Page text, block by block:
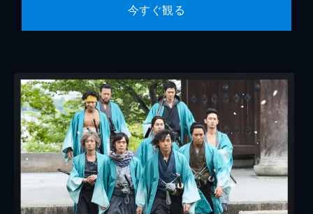
今すぐ観る